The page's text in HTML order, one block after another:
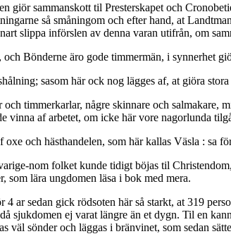
giör sammanskott til Presterskapet och
så små­ningom och efter hand, at
slippa införslen av denna varan utifrån, om
Bönderne äro gode timmermän, i synnerhet
sasom här ock nog lägges af, at giöra
timmerkarlar, någre skinnare och
af arbetet, om icke här vore nagorlunda
och hästhandelen, som här kallas Väsla : sa
nom folket kunde tidigt böjas til
som lära ungdomen läsa i bok med mera.
ar sedan gick rödsoten här så starkt, at 319
sjuk­domen ej varat längre än et dygn. Til en
väl sönder och läggas i bränvinet, som sedan